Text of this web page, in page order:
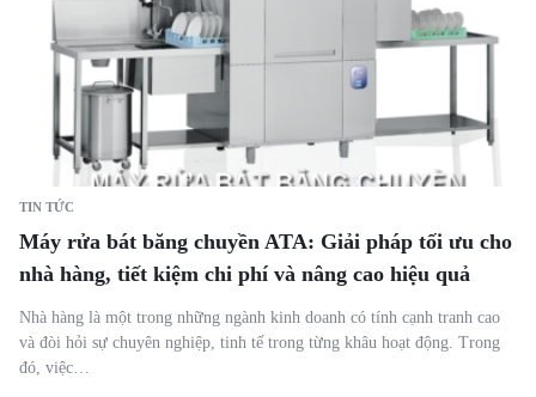
TIN TỨC
Máy rửa bát băng chuyền ATA: Giải pháp tối ưu cho
nhà hàng, tiết kiệm chi phí và nâng cao hiệu quả
Nhà hàng là một trong những ngành kinh doanh có tính cạnh tranh cao
và đòi hỏi sự chuyên nghiệp, tinh tế trong từng khâu hoạt động. Trong
đó, việc…